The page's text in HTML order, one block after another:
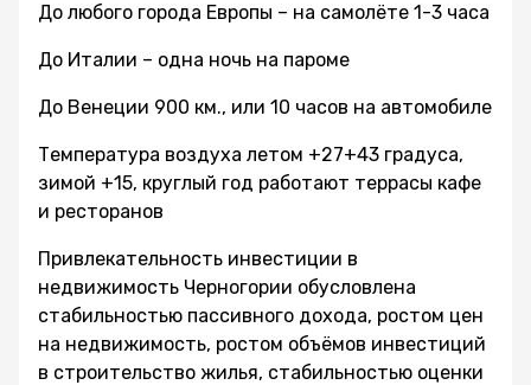
До любого города Европы – на самолёте 1-3 часа
До Италии – одна ночь на пароме
До Венеции 900 км., или 10 часов на автомобиле
Температура воздуха летом +27+43 градуса,
зимой +15, круглый год работают террасы кафе
и ресторанов
Привлекательность инвестиции в
недвижимость Черногории обусловлена
стабильностью пассивного дохода, ростом цен
на недвижимость, ростом объёмов инвестиций
в строительство жилья, стабильностью оценки